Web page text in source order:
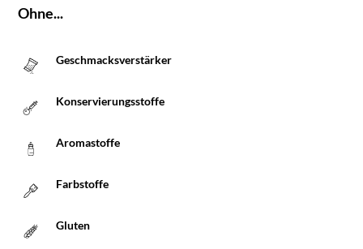
Ohne...
Geschmacksverstärker
Konservierungsstoffe
Aromastoffe
Farbstoffe
Gluten